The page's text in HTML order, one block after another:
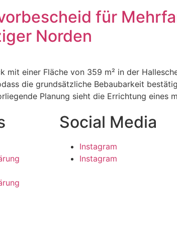
für
Norden
einer Fläche von 359 m² in der
die grundsätzliche Bebaubarkeit
Planung sieht die Errichtung eines
Social Media
Instagram
Instagram